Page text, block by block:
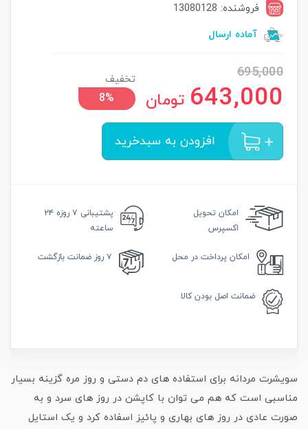
فروشنده: 13080128
آماده ارسال
695,000
643,000 تومان
تخفیف
8%
افزودن به سبدخرید
امکان تحویل
اکسپرس
پشتیبانی
۷ روزه ۲۴
ساعته
امکان پرداخت در محل ۷ روز ضمانت بازگشت
ضمانت اصل بودن کالا
سویشرت مردانه برای استفاده های دم دستی و روز مره گزینه بسیار
مناسبی است که هم می توان با کاپشن در روز های سرد و به
صورت عادی در روز های بهاری و پائیز اسفاده کرد و یک استایل